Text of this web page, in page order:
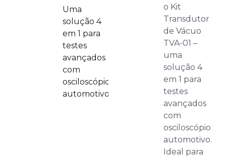
Uma
solução 4
em 1 para
testes
avançados
com
osciloscópio
automotivo.
o Kit
Transdutor
de Vácuo
TVA-01 –
uma
solução 4
em 1 para
testes
avançados
com
osciloscópio
automotivo.
Ideal para